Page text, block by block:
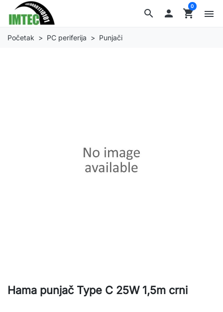
search  shopping_cart
0
menu
Početak PC periferija Punjači
Hama punjač Type C 25W 1,5m crni